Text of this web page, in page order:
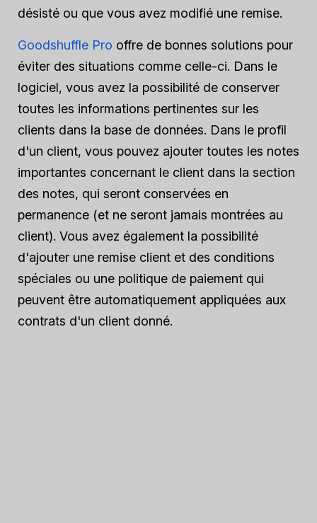
désisté ou que vous avez modifié une remise.
Goodshuffle Pro offre de bonnes solutions pour
éviter des situations comme celle-ci. Dans le
logiciel, vous avez la possibilité de conserver
toutes les informations pertinentes sur les
clients dans la base de données. Dans le profil
d'un client, vous pouvez ajouter toutes les notes
importantes concernant le client dans la section
des notes, qui seront conservées en
permanence (et ne seront jamais montrées au
client). Vous avez également la possibilité
d'ajouter une remise client et des conditions
spéciales ou une politique de paiement qui
peuvent être automatiquement appliquées aux
contrats d'un client donné.